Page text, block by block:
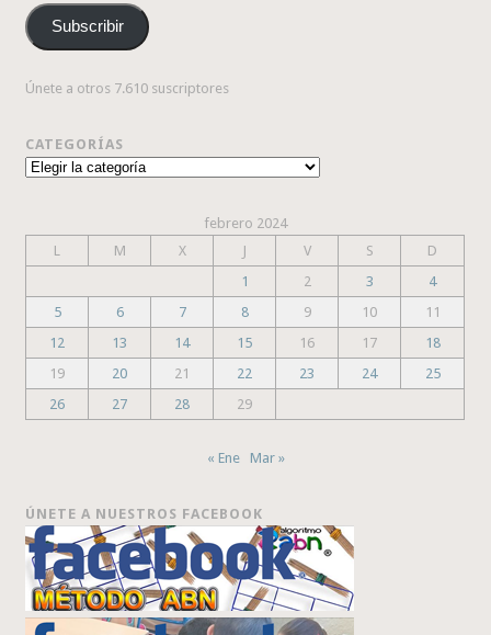
correo
electrónico
Subscribir
Únete a otros 7.610 suscriptores
CATEGORÍAS
Categorías
febrero 2024
L
M X J V S
D
1
2 3
4
5
6 7 8 9 10
11
12
13 14 15 16 17
18
19
20 21 22 23 24
25
26
27 28 29
« Ene Mar »
ÚNETE A NUESTROS FACEBOOK